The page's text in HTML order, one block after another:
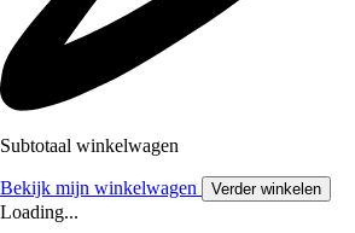
Subtotaal winkelwagen
Bekijk mijn winkelwagen Verder winkelen
Loading...